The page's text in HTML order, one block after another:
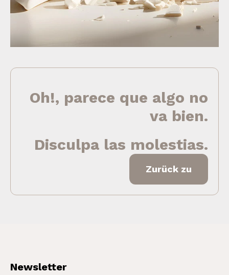
Oh!, parece que algo no
va bien.
Disculpa las molestias.
Zurück zu
Newsletter